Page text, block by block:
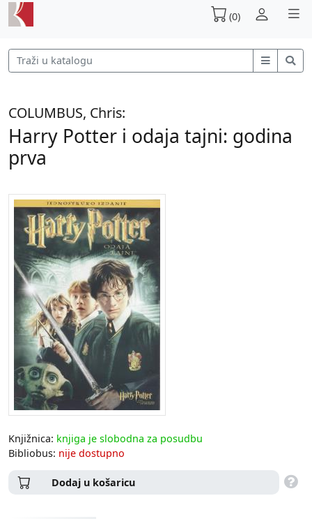
(0)
COLUMBUS, Chris:
Harry Potter i odaja tajni: godina
prva
Knjižnica: knjiga je slobodna za posudbu
Bibliobus: nije dostupno
Dodaj u košaricu